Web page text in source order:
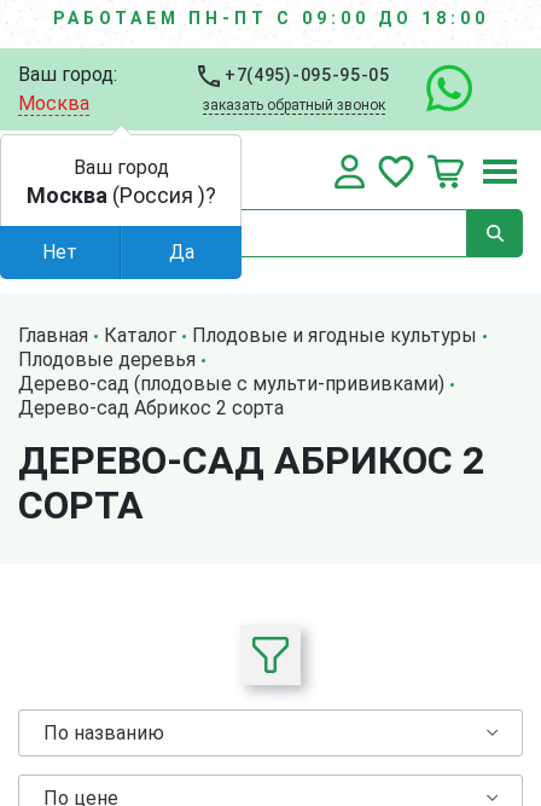
РАБОТАЕМ ПН-ПТ С 09:00 ДО 18:00
Ваш город:
Москва
+7(495)-095-95-05
заказать обратный звонок
Главная Каталог
Плодовые и ягодные культуры
Плодовые деревья
Дерево-сад (плодовые с мульти-прививками)
Дерево-сад Абрикос 2 сорта
ДЕРЕВО-САД АБРИКОС 2
СОРТА
По названию
По цене
Ваш город
Москва (Россия )?
Нет Да